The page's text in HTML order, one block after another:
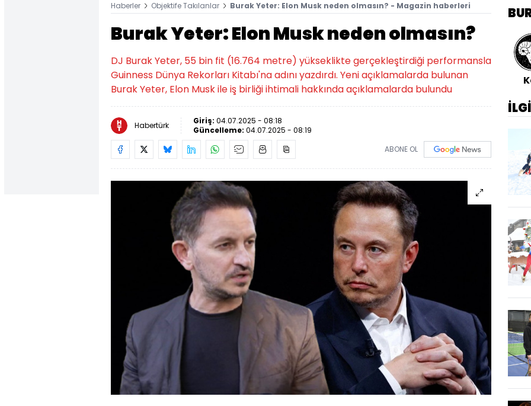
Haberler Objektife Takılanlar Burak Yeter: Elon Musk neden olmasın? - Magazin haberleri
Burak Yeter: Elon Musk neden olmasın?
DJ Burak Yeter, 55 bin fit (16.764 metre) yükseklikte gerçekleştirdiği performansla
Guinness Dünya Rekorları Kitabı'na adını yazdırdı. Yeni açıklamalarda bulunan
Burak Yeter, Elon Musk ile iş birliği ihtimali hakkında açıklamalarda bulundu
Habertürk Giriş: 04.07.2025 - 08:18
Güncelleme: 04.07.2025 - 08:19
ABONE OL